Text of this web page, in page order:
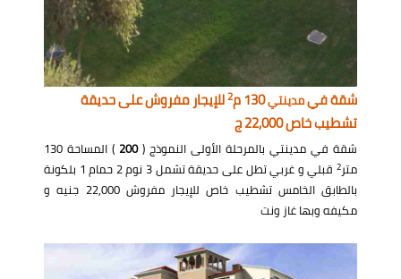
شقة فيمدينتي130 م 2للإيجار مفروش على حديقة
تشطيب خاص 22,000 ج
شقة في مدينتي بالمرحلة الأولى النموذج (200
) المساحة 130
متر2
قبلي و غربي تطل على حديقة تشمل 3 نوم 2 حمام 1 بلكونة
بالطابق الخامس تشطيب خاص للإيجار مفروش 22,000 جنيه و
مكيفه وبها غاز ونت